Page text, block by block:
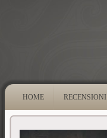
HOME RECENSIONI